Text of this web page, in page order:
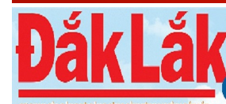
(20/10/2025)